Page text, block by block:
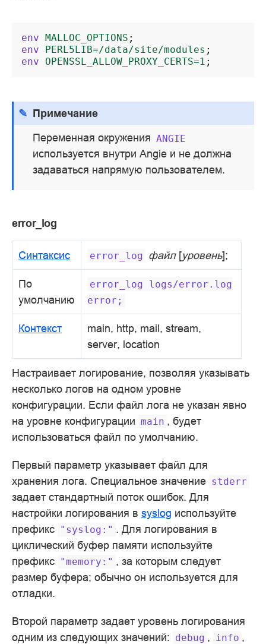
env MALLOC_OPTIONS ;
env
PERL5LIB=/data/site/modules ;
env
OPENSSL_ALLOW_PROXY_CERTS=1 ;
Примечание
Переменная окружения ANGIE
используется внутри Angie и не должна
задаваться напрямую пользователем.
error_log
Синтаксис error_log файл[уровень];
По
умолчанию
error_log
logs/error.log
error;
Контекст
main, http, mail, stream,
server, location
Настраивает логирование, позволяя указывать
несколько логов на одном уровне
конфигурации. Если файл лога не указан явно
на уровне конфигурации main , будет
использоваться файл по умолчанию.
Первый параметр указывает файл для
хранения лога. Специальное значение stderr
задает стандартный поток ошибок. Для
настройки логирования в syslog используйте
префикс "syslog:" . Для логирования в
циклический буфер памяти используйте
префикс "memory:" , за которым следует
размер буфера; обычно он используется для
отладки.
Второй параметр задает уровень логирования
одним из следующих значений: debug , info ,